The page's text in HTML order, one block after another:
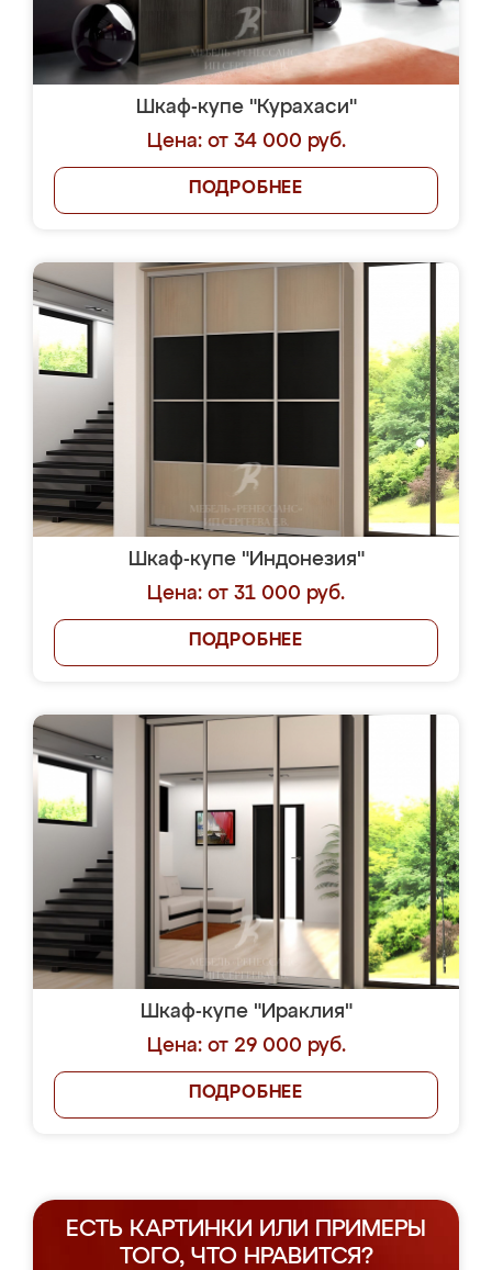
Шкаф-купе "Курахаси"
Цена: от 34 000 руб.
ПОДРОБНЕЕ
Шкаф-купе "Индонезия"
Цена: от 31 000 руб.
ПОДРОБНЕЕ
Шкаф-купе "Ираклия"
Цена: от 29 000 руб.
ПОДРОБНЕЕ
ЕСТЬ КАРТИНКИ ИЛИ ПРИМЕРЫ
ТОГО, ЧТО НРАВИТСЯ?